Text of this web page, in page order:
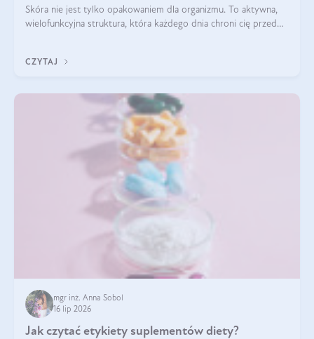
Skóra nie jest tylko opakowaniem dla organizmu. To aktywna,
wielofunkcyjna struktura, która każdego dnia chroni cię przed
bariera hydrolipidowa.
CZYTAJ
mgr inż. Anna Sobol
16 lip 2026
Jak czytać etykiety suplementów diety?